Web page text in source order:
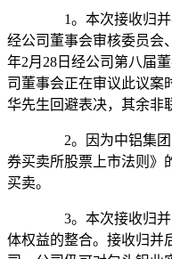
1。本次接收归并
经公司董事会审核委员会
年2月28日经公司第八届
司董事会正在审议此议案
华先生回避表决，其余非
2。因为中铝集团
券买卖所股票上市法则》
买卖。
3。本次接收归并
体权益的整合。接收归并